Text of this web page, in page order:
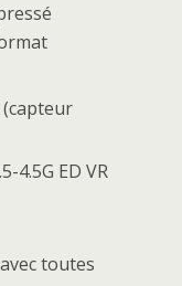
4.5G ED VR
toutes